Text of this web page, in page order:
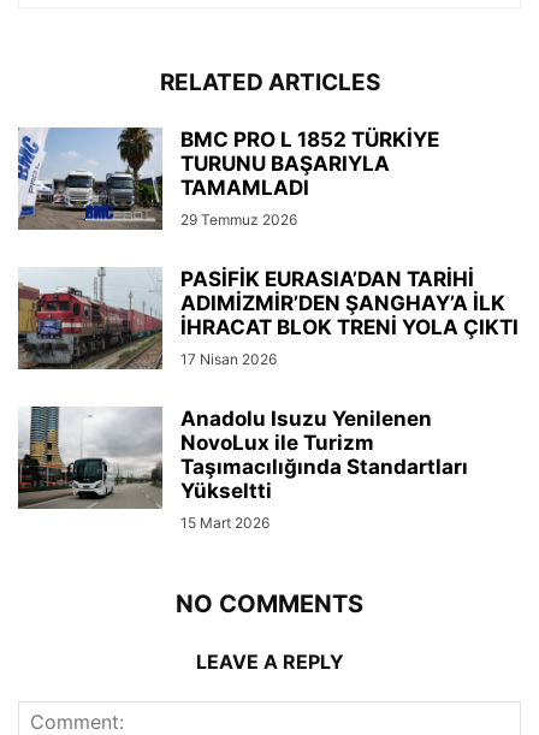
RELATED ARTICLES
BMC PRO L 1852 TÜRKİYE
TURUNU BAŞARIYLA
TAMAMLADI
29 Temmuz 2026
PASİFİK EURASIA’DAN TARİHİ
ADIMİZMİR’DEN ŞANGHAY’A İLK
İHRACAT BLOK TRENİ YOLA ÇIKTI
17 Nisan 2026
Anadolu Isuzu Yenilenen
NovoLux ile Turizm
Taşımacılığında Standartları
Yükseltti
15 Mart 2026
NO COMMENTS
LEAVE A REPLY